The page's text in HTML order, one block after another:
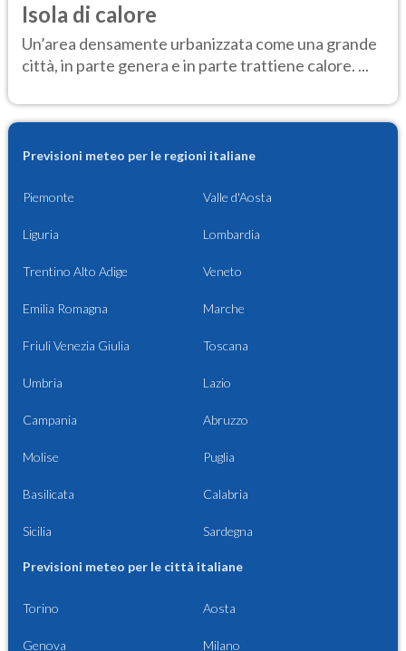
Isola di calore
Un’area densamente urbanizzata come una grande
città, in parte genera e in parte trattiene calore. ...
Previsioni meteo per le regioni italiane
Piemonte Valle d'Aosta
Liguria Lombardia
Trentino Alto Adige Veneto
Emilia Romagna Marche
Friuli Venezia Giulia Toscana
Umbria Lazio
Campania Abruzzo
Molise Puglia
Basilicata Calabria
Sicilia Sardegna
Previsioni meteo per le città italiane
Torino Aosta
Genova Milano